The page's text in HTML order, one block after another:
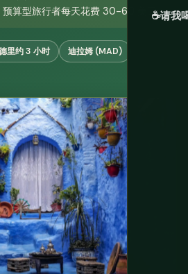
☕请我
预算型旅行者每天花费 30-60 美元。
里约 3 小时
迪拉姆 (MAD)